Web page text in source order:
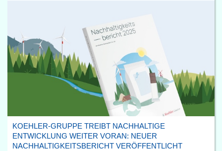
KOEHLER-GRUPPE TREIBT NACHHALTIGE
ENTWICKLUNG WEITER VORAN: NEUER
NACHHALTIGKEITSBERICHT VERÖFFENTLICHT